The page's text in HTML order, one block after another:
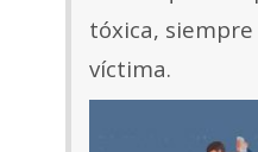
tóxica,
víctima.